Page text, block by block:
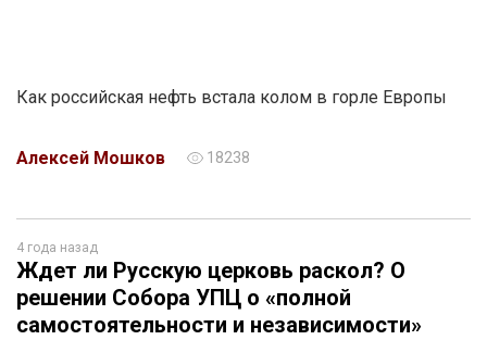
Как российская нефть встала колом в горле Европы
Алексей Мошков 18238
4 года назад
Ждет ли Русскую церковь раскол? О
решении Собора УПЦ о «полной
самостоятельности и независимости»